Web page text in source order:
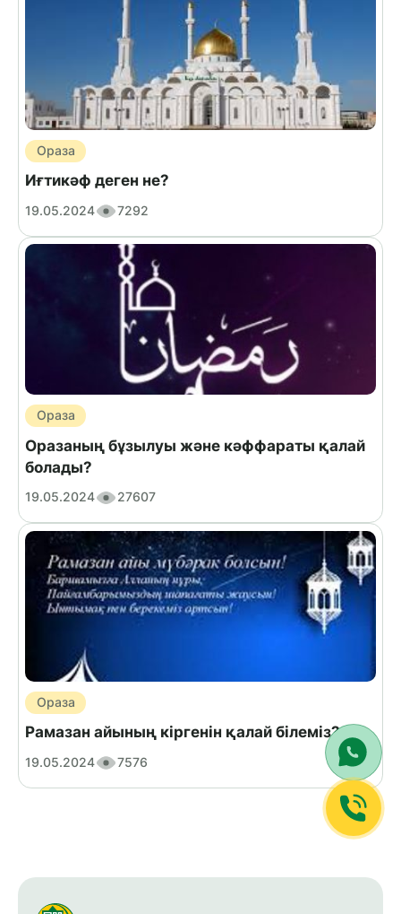
Ораза
Иғтикәф деген не?
19.05.2024 7292
Ораза
Оразаның бұзылуы және кәффараты қалай
болады?
19.05.2024 27607
Ораза
Рамазан айының кіргенін қалай білеміз?
19.05.2024 7576